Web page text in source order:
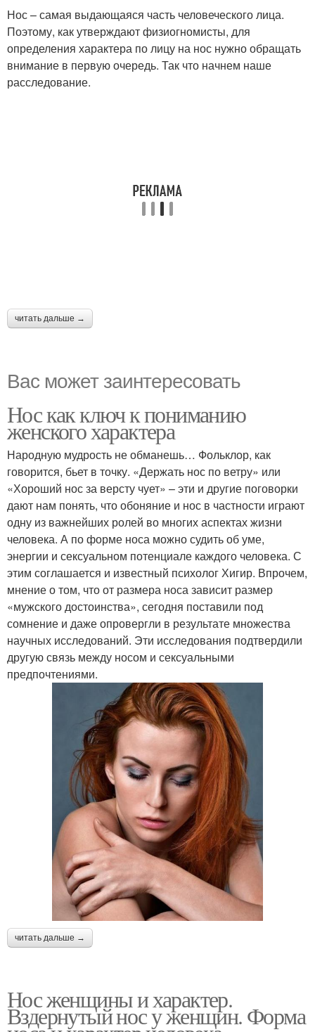
Нос – самая выдающаяся часть человеческого лица.
Поэтому, как утверждают физиогномисты, для
определения характера по лицу на нос нужно обращать
внимание в первую очередь. Так что начнем наше
расследование.
читать дальше →
Вас может заинтересовать
Нос как ключ к пониманию
женского характера
Народную мудрость не обманешь… Фольклор, как
говорится, бьет в точку. «Держать нос по ветру» или
«Хороший нос за версту чует» – эти и другие поговорки
дают нам понять, что обоняние и нос в частности играют
одну из важнейших ролей во многих аспектах жизни
человека. А по форме носа можно судить об уме,
энергии и сексуальном потенциале каждого человека. С
этим соглашается и известный психолог Хигир. Впрочем,
мнение о том, что от размера носа зависит размер
«мужского достоинства», сегодня поставили под
сомнение и даже опровергли в результате множества
научных исследований. Эти исследования подтвердили
другую связь между носом и сексуальными
предпочтениями.
читать дальше →
Нос женщины и характер.
Вздернутый нос у женщин. Форма